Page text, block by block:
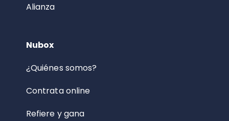
Alianza
Nubox
¿Quiénes somos?
Contrata online
Refiere y gana